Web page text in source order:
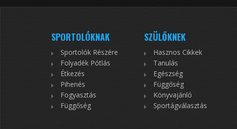
SPORTOLÓKNAK
Sportolók Részére
Folyadék Pótlás
Étkezés
Pihenés
Fogyasztás
Függőség
SZÜLŐKNEK
Hasznos Cikkek
Tanulás
Egészség
Függőség
Könyvajánló
Sportágválasztás